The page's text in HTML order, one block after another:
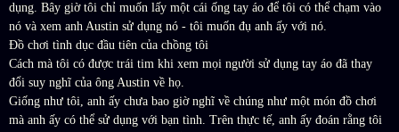
dụng. Bây giờ tôi chỉ muốn lấy một cái ống tay áo để tôi có thể chạm vào
nó và xem anh Austin sử dụng nó - tôi muốn đụ anh ấy với nó.
Đồ chơi tình dục đầu tiên của chồng tôi
Cách mà tôi có được trái tim khi xem mọi người sử dụng tay áo đã thay
đổi suy nghĩ của ông Austin về họ.
Giống như tôi, anh ấy chưa bao giờ nghĩ về chúng như một món đồ chơi
mà anh ấy có thể sử dụng với bạn tình. Trên thực tế, anh ấy đoán rằng tôi